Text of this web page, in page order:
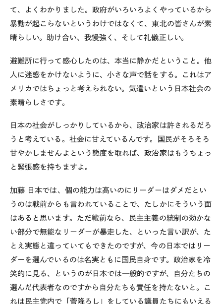
て、よくわかりました。政府がいろいろよくやっているから
暴動が起こらないというわけではなくて、東北の皆さんが素
晴らしい。助け合い、我慢強く、そして礼儀正しい。
避難所に行って感心したのは、本当に静かだということ。他
人に迷惑をかけないように、小さな声で話をする。これはア
メリカではちょっと考えられない。気遣いという日本社会の
素晴らしさです。
日本の社会がしっかりしているから、政治家は許されるだろ
うと考えている。社会に甘えているんです。国民がそろそろ
甘やかしませんよという態度を取れば、政治家はもうちょっ
と緊張感を持ちますよ。
加藤 日本では、個の能力は高いのにリーダーはダメだとい
うのは戦前からも言われていることで、たしかにそういう面
はあると思います。ただ戦前なら、民主主義の統制の効かな
い部分で無能なリーダーが暴走した、といった言い訳が、た
とえ実態と違っていてもできたのですが、今の日本ではリー
ダーを選んでいるのは名実ともに国民自身です。政治家を冷
笑的に見る、というのが日本では一般的ですが、自分たちの
選んだ代表者なのですから自分たちも責任を持たないと。こ
れは民主党内で「菅降ろし」をしている議員たちにもいえる